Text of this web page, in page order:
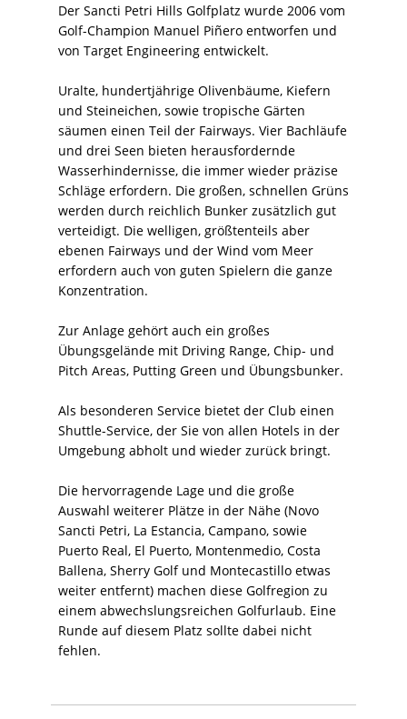
Der Sancti Petri Hills Golfplatz wurde 2006 vom
Golf-Champion Manuel Piñero entworfen und
von Target Engineering entwickelt.
Uralte, hundertjährige Olivenbäume, Kiefern
und Steineichen, sowie tropische Gärten
säumen einen Teil der Fairways. Vier Bachläufe
und drei Seen bieten herausfordernde
Wasserhindernisse, die immer wieder präzise
Schläge erfordern. Die großen, schnellen Grüns
werden durch reichlich Bunker zusätzlich gut
verteidigt. Die welligen, größtenteils aber
ebenen Fairways und der Wind vom Meer
erfordern auch von guten Spielern die ganze
Konzentration.
Zur Anlage gehört auch ein großes
Übungsgelände mit Driving Range, Chip- und
Pitch Areas, Putting Green und Übungsbunker.
Als besonderen Service bietet der Club einen
Shuttle-Service, der Sie von allen Hotels in der
Umgebung abholt und wieder zurück bringt.
Die hervorragende Lage und die große
Auswahl weiterer Plätze in der Nähe (Novo
Sancti Petri, La Estancia, Campano, sowie
Puerto Real, El Puerto, Montenmedio, Costa
Ballena, Sherry Golf und Montecastillo etwas
weiter entfernt) machen diese Golfregion zu
einem abwechslungsreichen Golfurlaub. Eine
Runde auf diesem Platz sollte dabei nicht
fehlen.